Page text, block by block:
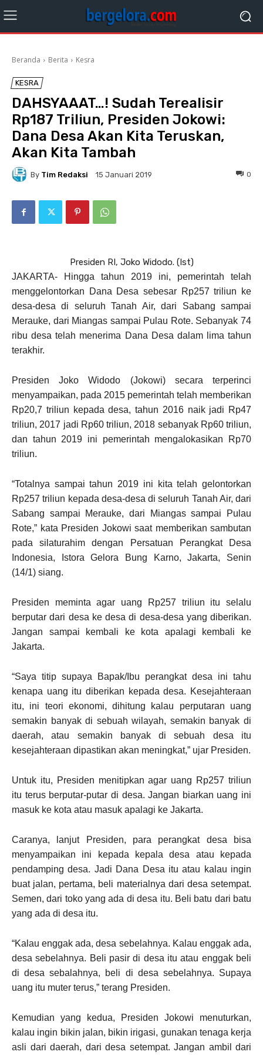
Beranda Berita Kesra
KESRA
DAHSYAAAT…! Sudah Terealisir
Rp187 Triliun, Presiden Jokowi:
Dana Desa Akan Kita Teruskan,
Akan Kita Tambah
By Tim Redaksi 15 Januari 2019 0
Presiden RI, Joko Widodo. (Ist)
JAKARTA- Hingga tahun 2019 ini, pemerintah telah
menggelontorkan Dana Desa sebesar Rp257 triliun ke
desa-desa di seluruh Tanah Air, dari Sabang sampai
Merauke, dari Miangas sampai Pulau Rote. Sebanyak 74
ribu desa telah menerima Dana Desa dalam lima tahun
terakhir.
Presiden Joko Widodo (Jokowi) secara terperinci
menyampaikan, pada 2015 pemerintah telah memberikan
Rp20,7 triliun kepada desa, tahun 2016 naik jadi Rp47
triliun, 2017 jadi Rp60 triliun, 2018 sebanyak Rp60 triliun,
dan tahun 2019 ini pemerintah mengalokasikan Rp70
triliun.
“Totalnya sampai tahun 2019 ini kita telah gelontorkan
Rp257 triliun kepada desa-desa di seluruh Tanah Air, dari
Sabang sampai Merauke, dari Miangas sampai Pulau
Rote,” kata Presiden Jokowi saat memberikan sambutan
pada silaturahim dengan Persatuan Perangkat Desa
Indonesia, Istora Gelora Bung Karno, Jakarta, Senin
(14/1) siang.
Presiden meminta agar uang Rp257 triliun itu selalu
berputar dari desa ke desa di desa-desa yang diberikan.
Jangan sampai kembali ke kota apalagi kembali ke
Jakarta.
“Saya titip supaya Bapak/Ibu perangkat desa ini tahu
kenapa uang itu diberikan kepada desa. Kesejahteraan
itu, ini teori ekonomi, dihitung kalau perputaran uang
semakin banyak di sebuah wilayah, semakin banyak di
daerah, atau semakin banyak di sebuah desa itu
kesejahteraan dipastikan akan meningkat,” ujar Presiden.
Untuk itu, Presiden menitipkan agar uang Rp257 triliun
itu terus berputar-putar di desa. Jangan biarkan uang ini
masuk ke kota atau masuk apalagi ke Jakarta.
Caranya, lanjut Presiden, para perangkat desa bisa
menyampaikan ini kepada kepala desa atau kepada
pendamping desa. Jadi Dana Desa itu atau kalau ingin
buat jalan, pertama, beli materialnya dari desa setempat.
Semen, dari toko yang ada di desa itu. Beli batu dari batu
yang ada di desa itu.
“Kalau enggak ada, desa sebelahnya. Kalau enggak ada,
desa sebelahnya. Beli pasir di desa itu atau enggak beli
di desa sebalahnya, beli di desa sebelahnya. Supaya
uang itu muter terus,” terang Presiden.
Kemudian yang kedua, Presiden Jokowi menuturkan,
kalau ingin bikin jalan, bikin irigasi, gunakan tenaga kerja
asli dari daerah, dari desa setempat. Jangan ambil dari